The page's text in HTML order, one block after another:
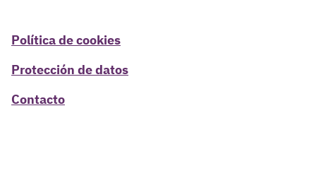
Política de cookies
Protección de datos
Contacto